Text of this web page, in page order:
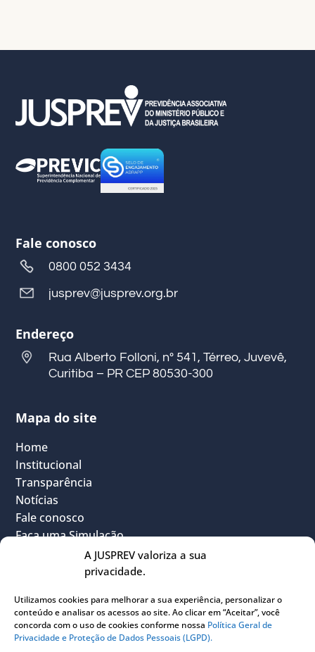
A JUSPREV valoriza a sua
privacidade.
Utilizamos cookies para melhorar a sua experiência, personalizar o
conteúdo e analisar os acessos ao site. Ao clicar em “Aceitar”, você
concorda com o uso de cookies conforme nossa Política Geral de
Privacidade e Proteção de Dados Pessoais (LGPD).
Fale conosco
0800 052 3434
jusprev@jusprev.org.br
Endereço
Rua Alberto Folloni, nº 541, Térreo, Juvevê,
Curitiba – PR CEP 80530-300
Mapa do site
Home
Institucional
Transparência
Notícias
Fale conosco
Faça uma Simulação
Sou Participante
Sou Instituidora
Conheça o PLANJUS